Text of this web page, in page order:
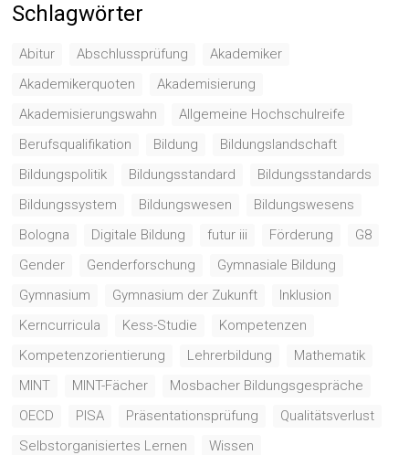
Schlagwörter
Abitur Abschlussprüfung
Akademiker
Akademikerquoten
Akademisierung
Akademisierungswahn
Allgemeine Hochschulreife
Berufsqualifikation
Bildung
Bildungslandschaft
Bildungspolitik
Bildungsstandard
Bildungsstandards
Bildungssystem
Bildungswesen
Bildungswesens
Bologna
Digitale Bildung futur iii Förderung
G8
Gender
Genderforschung
Gymnasiale Bildung
Gymnasium
Gymnasium der Zukunft
Inklusion
Kerncurricula
Kess-Studie
Kompetenzen
Kompetenzorientierung
Lehrerbildung
Mathematik
MINT
MINT-Fächer
Mosbacher Bildungsgespräche
OECD
PISA Präsentationsprüfung
Qualitätsverlust
Selbstorganisiertes Lernen
Wissen